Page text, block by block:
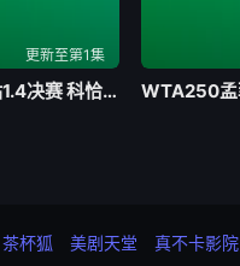
更新至第1集
WTA500华盛顿站1.4决赛 科恰雷托1-2大坂直美20260801
茶杯狐 美剧天堂 真不卡影院